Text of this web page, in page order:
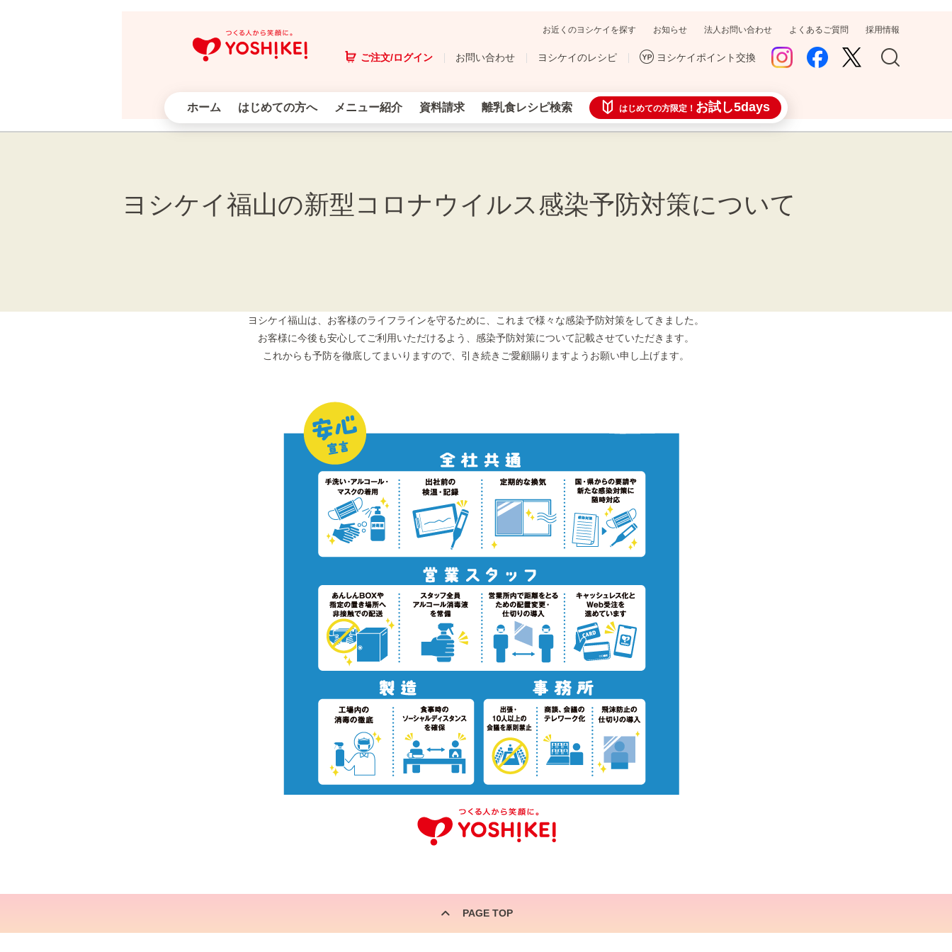
お近くのヨシケイを探す お知らせ 法人お問い合わせ よくあるご質問 採用情報
ご注文/ログイン お問い合わせ ヨシケイのレシピ ヨシケイポイント交換
ホーム はじめての方へ メニュー紹介 資料請求 離乳食レシピ検索 はじめての方限定！ お試し5days
ヨシケイ福山の新型コロナウイルス感染予防対策について
ヨシケイ福山は、お客様のライフラインを守るために、これまで様々な感染予防対策をしてきました。
お客様に今後も安心してご利用いただけるよう、感染予防対策について記載させていただきます。
これからも予防を徹底してまいりますので、引き続きご愛顧賜りますようお願い申し上げます。
PAGE TOP